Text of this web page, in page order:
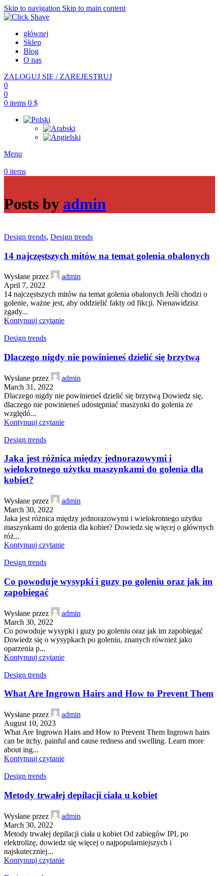
Skip to navigation Skip to main content
głównej
Sklep
Blog
O nas
ZALOGUJ SIĘ / ZAREJESTRUJ
0
0
0 items 0 $
Menu
0 items
Posts by admin
Design trends, Design trends
14 najczęstszych mitów na temat golenia obalonych
Wysłane przez
admin
April 7, 2022
14 najczęstszych mitów na temat golenia obalonych Jeśli chodzi o
golenie, ważne jest, aby oddzielić fakty od fikcji. Nienawidzisz
zgady...
Kontynuuj czytanie
Design trends
Dlaczego nigdy nie powinieneś dzielić się brzytwą
Wysłane przez
admin
March 31, 2022
Dlaczego nigdy nie powinieneś dzielić się brzytwą Dowiedz się,
dlaczego nie powinieneś udostępniać maszynki do golenia ze
względó...
Kontynuuj czytanie
Design trends
Jaka jest różnica między jednorazowymi i
wielokrotnego użytku maszynkami do golenia dla
kobiet?
Wysłane przez
admin
March 30, 2022
Jaka jest różnica między jednorazowymi i wielokrotnego użytku
maszynkami do golenia dla kobiet? Dowiedz się więcej o głównych
róż...
Kontynuuj czytanie
Design trends
Co powoduje wysypki i guzy po goleniu oraz jak im
zapobiegać
Wysłane przez
admin
March 30, 2022
Co powoduje wysypki i guzy po goleniu oraz jak im zapobiegać
Dowiedz się o wysypkach po goleniu, znanych również jako
oparzenia p...
Kontynuuj czytanie
Design trends
What Are Ingrown Hairs and How to Prevent Them
Wysłane przez
admin
August 10, 2023
What Are Ingrown Hairs and How to Prevent Them Ingrown hairs
can be itchy, painful and cause redness and swelling. Learn more
about ing...
Kontynuuj czytanie
Design trends
Metody trwałej depilacji ciała u kobiet
Wysłane przez
admin
March 30, 2022
Metody trwałej depilacji ciała u kobiet Od zabiegów IPL po
elektrolizę, dowiedz się więcej o najpopularniejszych i
najskuteczniej...
Kontynuuj czytanie